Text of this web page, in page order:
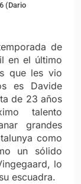
(Dario
de
en el último
que les vio
es Davide
de 23 años
talento
grandes
como
un sólido
lo
escuadra.